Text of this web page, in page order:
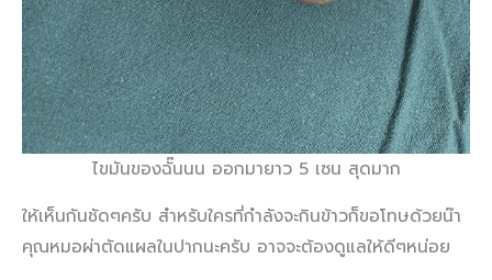
ไขมันของฉั๊นนน ออกมายาว 5 เซน สุดมาก
ให้เห็นกันชัดๆครับ สำหรับใครที่กำลังจะกินข้าวก็ขอโทษด้วยน๊า
คุณหมอผ่าตัดแผลในปากนะครับ อาจจะต้องดูแลให้ดีๆหน่อย